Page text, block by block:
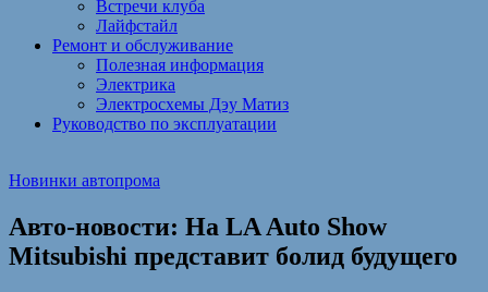
Встречи клуба
Лайфстайл
Ремонт и обслуживание
Полезная информация
Электрика
Электросхемы Дэу Матиз
Руководство по эксплуатации
Новинки автопрома
Авто-новости: На LA Auto Show
Mitsubishi представит болид будущего